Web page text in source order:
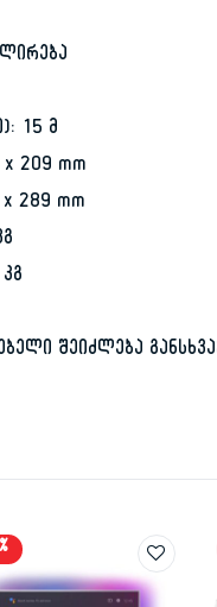
15 მ
209 mm
289 mm
შეიძლება